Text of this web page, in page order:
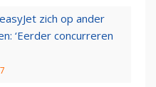
zich op ander
‘Eerder concurreren